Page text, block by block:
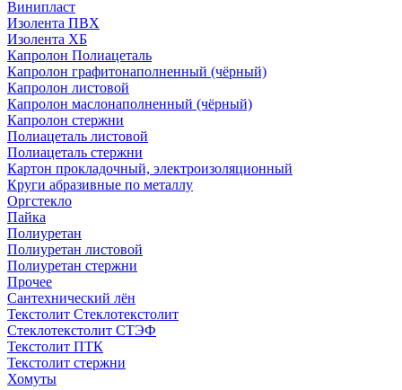
Винипласт
Изолента ПВХ
Изолента ХБ
Капролон Полиацеталь
Капролон графитонаполненный (чёрный)
Капролон листовой
Капролон маслонаполненный (чёрный)
Капролон стержни
Полиацеталь листовой
Полиацеталь стержни
Картон прокладочный, электроизоляционный
Круги абразивные по металлу
Оргстекло
Пайка
Полиуретан
Полиуретан листовой
Полиуретан стержни
Прочее
Сантехнический лён
Текстолит Стеклотекстолит
Стеклотекстолит СТЭФ
Текстолит ПТК
Текстолит стержни
Хомуты